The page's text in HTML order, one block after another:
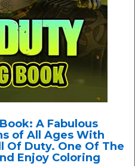
A Fabulous
of All Ages With
Of Duty. One Of The
Enjoy Coloring